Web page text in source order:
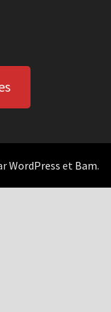
WordPress et Bam.